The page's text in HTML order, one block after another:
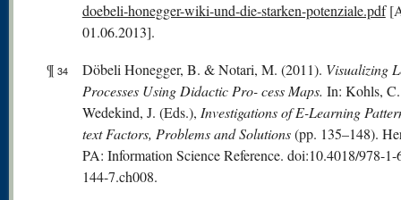
doebeli-honegger-wiki-und-die-starken-potenziale.pdf
01.06.2013].
¶ 34 Döbeli Honegger, B. & Notari, M. (2011). Visualizing
Processes Using Didactic Pro- cess Maps. In: Kohls,
Wedekind, J. (Eds.), Investigations of E-Learning
text Factors, Problems and Solutions(pp. 135–148).
PA: Information Science Reference. doi:10.4018/978-1-
144-7.ch008.